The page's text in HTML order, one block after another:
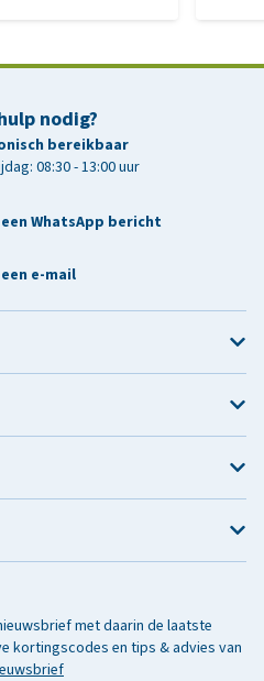
nodig?
bereikbaar
08:30 - 13:00 uur
WhatsApp bericht
e-mail
met daarin de laatste
kortingscodes en tips & advies van